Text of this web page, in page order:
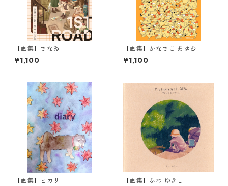
【画集】さなゐ
¥1,100
【画集】かなさこ あゆむ
¥1,100
【画集】ヒカリ 【画集】ふわ ゆきし